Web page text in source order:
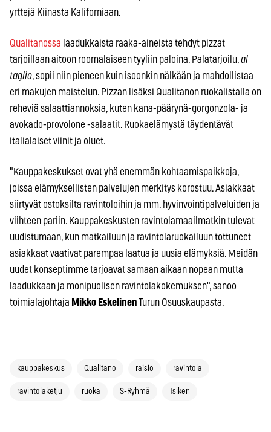
yrttejä Kiinasta Kaliforniaan.
Qualitanossa laadukkaista raaka-aineista tehdyt pizzat
tarjoillaan aitoon roomalaiseen tyyliin paloina. Palatarjoilu,al
taglio, sopii niin pieneen kuin isoonkin nälkään ja mahdollistaa
eri makujen maistelun. Pizzan lisäksi Qualitanon ruokalistalla on
reheviä salaattiannoksia, kuten kana-päärynä-gorgonzola- ja
avokado-provolone -salaatit. Ruokaelämystä täydentävät
italialaiset viinit ja oluet.
"Kauppakeskukset ovat yhä enemmän kohtaamispaikkoja,
joissa elämyksellisten palvelujen merkitys korostuu. Asiakkaat
siirtyvät ostoksilta ravintoloihin ja mm. hyvinvointipalveluiden ja
viihteen pariin. Kauppakeskusten ravintolamaailmatkin tulevat
uudistumaan, kun matkailuun ja ravintolaruokailuun tottuneet
asiakkaat vaativat parempaa laatua ja uusia elämyksiä. Meidän
uudet konseptimme tarjoavat samaan aikaan nopean mutta
laadukkaan ja monipuolisen ravintolakokemuksen", sanoo
toimialajohtaja Mikko EskelinenTurun Osuuskaupasta.
kauppakeskus Qualitano raisio ravintola
ravintolaketju ruoka S-Ryhmä Tsiken